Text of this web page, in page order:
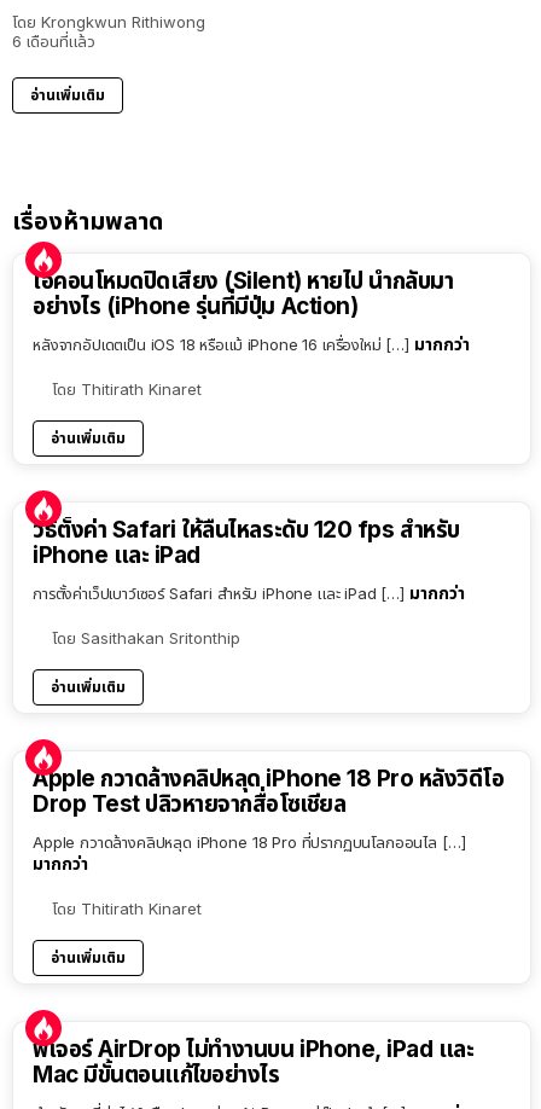
โดย Krongkwun Rithiwong
6 เดือนที่แล้ว
อ่านเพิ่มเติม
เรื่องห้ามพลาด
ไอคอนโหมดปิดเสียง (Silent) หายไป นำกลับมา
อย่างไร (iPhone รุ่นที่มีปุ่ม Action)
หลังจากอัปเดตเป็น iOS 18 หรือแม้ iPhone 16 เครื่องใหม่ […] มากกว่า
โดย Thitirath Kinaret
อ่านเพิ่มเติม
วิธีตั้งค่า Safari ให้ลื่นไหลระดับ 120 fps สำหรับ
iPhone และ iPad
การตั้งค่าเว็ปเบาว์เซอร์ Safari สำหรับ iPhone และ iPad […] มากกว่า
โดย Sasithakan Sritonthip
อ่านเพิ่มเติม
Apple กวาดล้างคลิปหลุด iPhone 18 Pro หลังวิดีโอ
Drop Test ปลิวหายจากสื่อโซเชียล
Apple กวาดล้างคลิปหลุด iPhone 18 Pro ที่ปรากฏบนโลกออนไล […]
มากกว่า
โดย Thitirath Kinaret
อ่านเพิ่มเติม
ฟีเจอร์ AirDrop ไม่ทำงานบน iPhone, iPad และ
Mac มีขั้นตอนแก้ไขอย่างไร